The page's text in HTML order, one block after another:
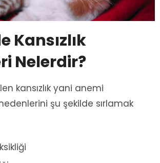
Kansızlık
Nelerdir?
kansızlık yani anemi
nedenlerini şu şekilde sırlamak